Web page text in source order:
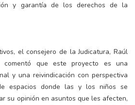
y garantía de los derechos de la
el consejero de la Judicatura, Raúl
comentó que este proyecto es una
y una reivindicación con perspectiva
espacios donde las y los niños se
su opinión en asuntos que les afecten,